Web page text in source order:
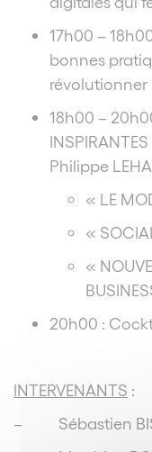
17h00 –
bonnes
révolutionner
18h00 –
Philippe
« LE
«
«
20h00 :
INTERVENANTS :
– Sébastien